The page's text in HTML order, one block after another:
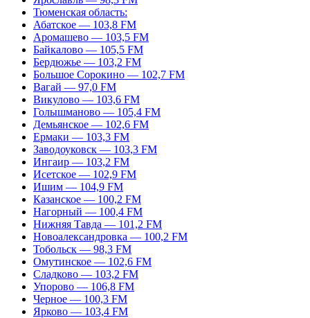
Тюменская область:
Абатское — 103,8 FM
Аромашево — 103,5 FM
Байкалово — 105,5 FM
Бердюжье — 103,2 FM
Большое Сорокино — 102,7 FM
Вагай — 97,0 FM
Викулово — 103,6 FM
Голышманово — 105,4 FM
Демьянское — 102,6 FM
Ермаки — 103,3 FM
Заводоуковск — 103,3 FM
Ингаир — 103,2 FM
Исетское — 102,9 FM
Ишим — 104,9 FM
Казанское — 100,2 FM
Нагорный — 100,4 FM
Нижняя Тавда — 101,2 FM
Новоалександровка — 100,2 FM
Тобольск — 98,3 FM
Омутинское — 102,6 FM
Сладково — 103,2 FM
Упорово — 106,8 FM
Черное — 100,3 FM
Ярково — 103,4 FM